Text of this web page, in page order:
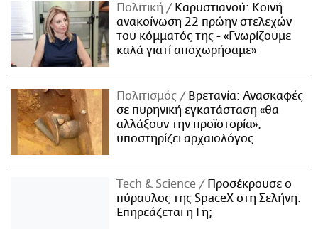
Πολιτική
Καρυστιανού: Κοινή
ανακοίνωση 22 πρώην στελεχών
του κόμματός της - «Γνωρίζουμε
καλά γιατί αποχωρήσαμε»
Πολιτισμός
Βρετανία: Ανασκαφές
σε πυρηνική εγκατάσταση «θα
αλλάξουν την προϊστορία»,
υποστηρίζει αρχαιολόγος
Τech & Science
Προσέκρουσε ο
πύραυλος της SpaceX στη Σελήνη:
Επηρεάζεται η Γη;